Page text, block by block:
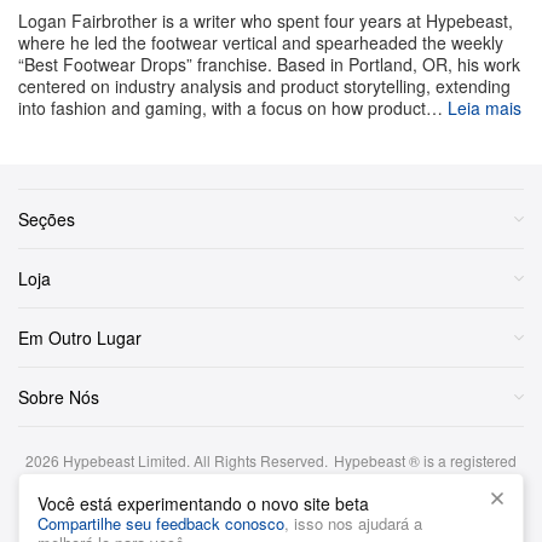
Logan Fairbrother is a writer who spent four years at Hypebeast,
where he led the footwear vertical and spearheaded the weekly
“Best Footwear Drops” franchise. Based in Portland, OR, his work
centered on industry analysis and product storytelling, extending
into fashion and gaming, with a focus on how product… Leia mais
Seções
Loja
Em Outro Lugar
Sobre Nós
2026 Hypebeast Limited. All Rights Reserved. Hypebeast ® is a registered
Termos e Condições | Política de Privacidade |
Aviso de investimento
Você está experimentando o novo site beta
Compartilhe seu feedback conosco, isso nos ajudará a